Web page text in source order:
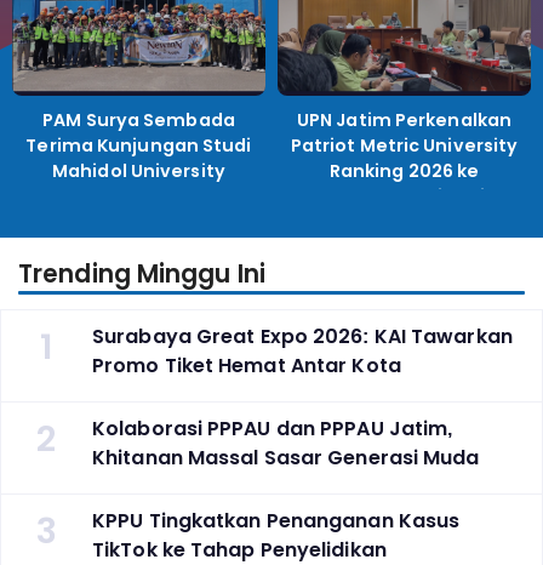
PAM Surya Sembada
Terima Kunjungan Studi
Mahidol University
UPN Jatim Perkenalkan
Patriot Metric University
Ranking 2026 ke
Perguruan Tinggi
Trending Minggu Ini
1
Surabaya Great Expo 2026: KAI Tawarkan
Promo Tiket Hemat Antar Kota
2
Kolaborasi PPPAU dan PPPAU Jatim,
Khitanan Massal Sasar Generasi Muda
3
KPPU Tingkatkan Penanganan Kasus
TikTok ke Tahap Penyelidikan